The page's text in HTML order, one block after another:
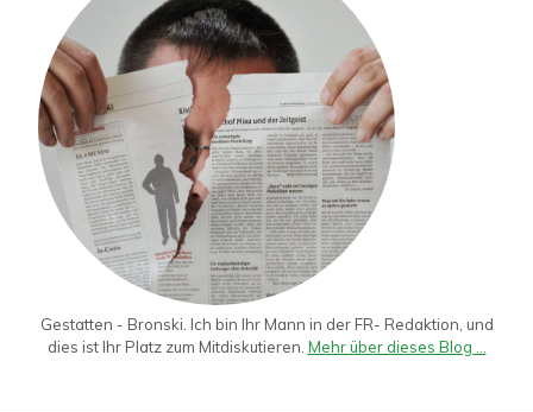
Gestatten - Bronski. Ich bin Ihr Mann in der FR- Redaktion, und
dies ist Ihr Platz zum Mitdiskutieren. Mehr über dieses Blog ...